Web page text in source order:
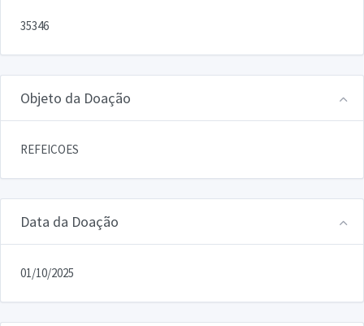
35346
Objeto da Doação
REFEICOES
Data da Doação
01/10/2025